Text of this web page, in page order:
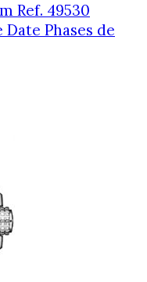
Ref. 49530
Date Phases de